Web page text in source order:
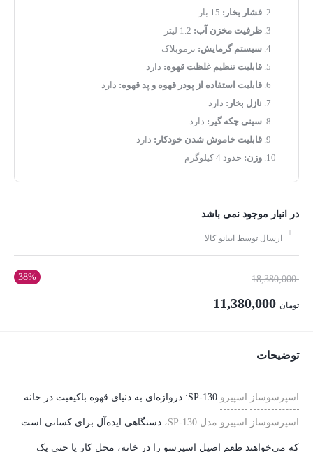
فشار بخار:
ظرفیت مخزن آب:
سیستم گرمایش: ترموبلاک
قابلیت تنظیم غلظت قهوه: دارد
قابلیت استفاده از پودر قهوه و پد قهوه: دارد
نازل بخار: دارد
سینی چکه گیر: دارد
قابلیت خاموش شدن خودکار: دارد
وزن: حدود 4 کیلوگرم
در انبار موجود نمی باشد
ارسال توسط ایبانو کالا
38% 18,380,000
قیمت
اصلی:
تومان
تومان 11,380,000.
توضیحات
اسپرسوساز اسپیرو
اسپرسوساز اسپیرو مدل SP-130، دستگاهی ایده‌آل برای کسانی است
که می‌خواهند طعم اصیل اسپرسو را در خانه، محل کار یا حتی یک